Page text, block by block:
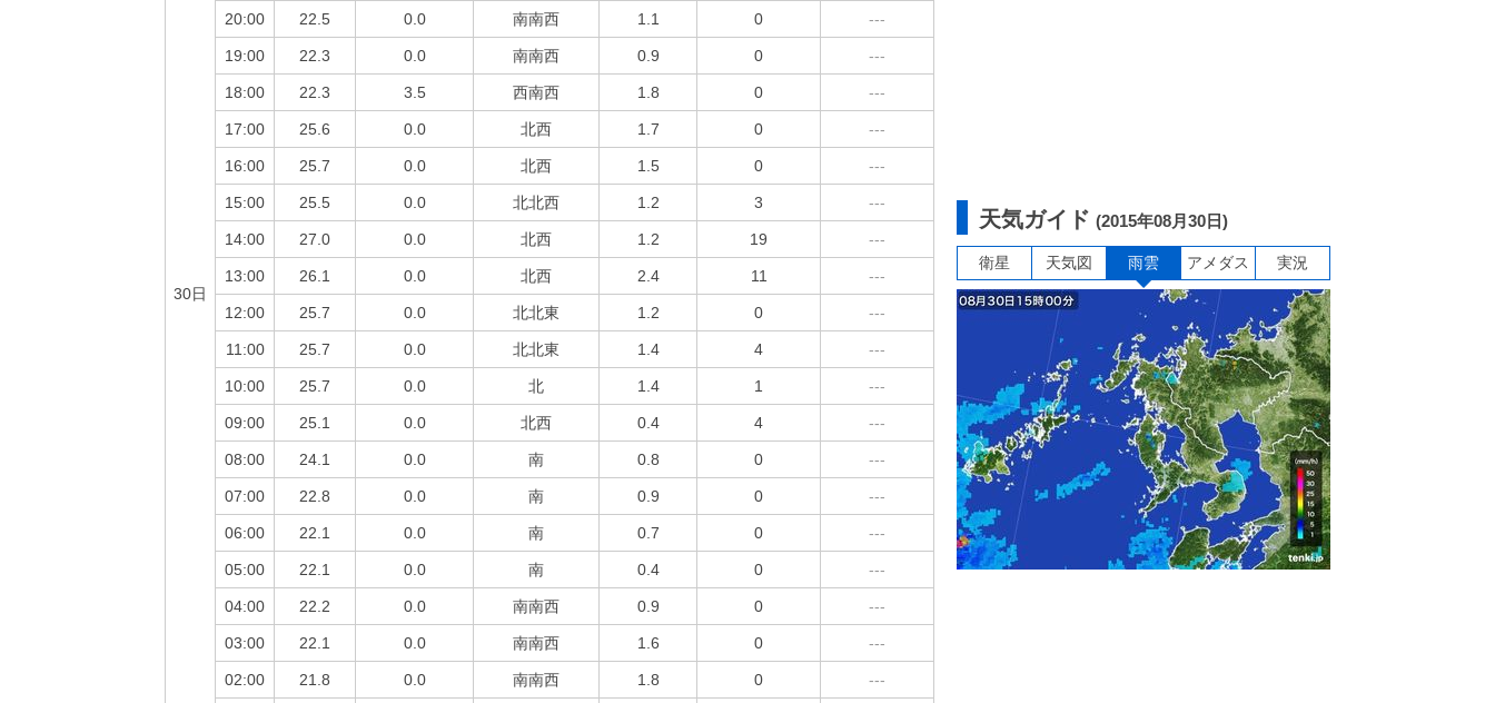
30日
20:00 22.5 0.0 南南西 1.1 0 ---
19:00 22.3 0.0 南南西 0.9 0 ---
18:00 22.3 3.5 西南西 1.8 0 ---
17:00 25.6 0.0 北西 1.7 0 ---
16:00 25.7 0.0 北西 1.5 0 ---
15:00 25.5 0.0 北北西 1.2 3 ---
14:00 27.0 0.0 北西 1.2 19 ---
13:00 26.1 0.0 北西 2.4 11 ---
12:00 25.7 0.0 北北東 1.2 0 ---
11:00 25.7 0.0 北北東 1.4 4 ---
10:00 25.7 0.0 北 1.4 1 ---
09:00 25.1 0.0 北西 0.4 4 ---
08:00 24.1 0.0 南 0.8 0 ---
07:00 22.8 0.0 南 0.9 0 ---
06:00 22.1 0.0 南 0.7 0 ---
05:00 22.1 0.0 南 0.4 0 ---
04:00 22.2 0.0 南南西 0.9 0 ---
03:00 22.1 0.0 南南西 1.6 0 ---
02:00 21.8 0.0 南南西 1.8 0 ---
天気ガイド (2015年08月30日)
衛星 天気図 雨雲 アメダス 実況